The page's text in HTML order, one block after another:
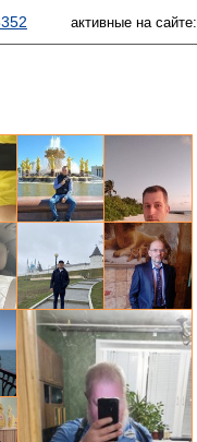
активные на сайте:
65 viktor, 65
Валерий, 64
Александр, 42
Виктор, 54